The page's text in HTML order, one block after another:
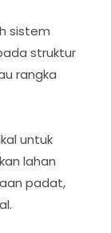
sistem
struktur
rangka
untuk
lahan
padat,